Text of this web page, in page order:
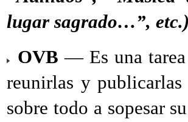
lugar sagrado…”,
OVB — Es una tarea
reunirlas y
sobre todo a sopesar